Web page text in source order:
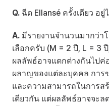
Q. ฉีด Ellansé ครั้งเดียว อ
A. มีรายงานจำนวนมากว่า
เลือกครับ (M = 2 ปี, L = 3
ผลลัพธ์อาจแตกต่างกันไปค่
ผลาญของแต่ละบุคคล การ
และความสามารถในการส
เดียวกัน แต่ผลลัพธ์อาจจะล